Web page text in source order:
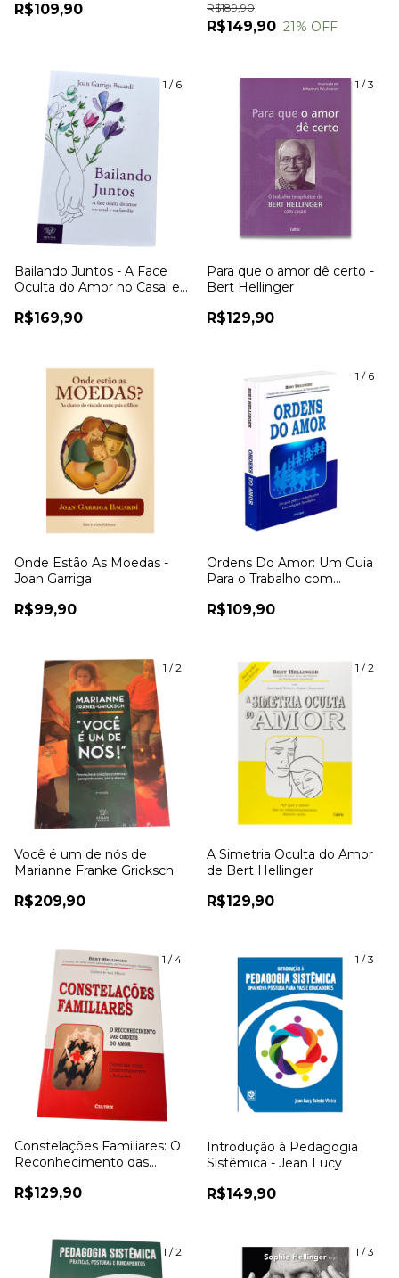
Milani & Marta I. S.
R$109,90
Tania Rocha
R$149,90
R$189,90
21% OFF
1 / 6
Bailando Juntos - A Face
Oculta do Amor no Casal e
R$169,90
1 /3
Para que o amor dê certo -
Bert Hellinger
R$129,90
Onde Estão As Moedas -
Joan Garriga
R$99,90
1 / 6
Ordens Do Amor: Um Guia
Para o Trabalho com
Bert Hellinger
R$109,90
1 /2
Você é um de nós de
Marianne Franke Gricksch
R$209,90
1 /2
A Simetria Oculta do Amor
de Bert Hellinger
R$129,90
1 /4
Constelações Familiares: O
Reconhecimento das
Hellinger
R$129,90
1 /3
Introdução à Pedagogia
Sistêmica - Jean Lucy
R$149,90
1 /2 1 /3